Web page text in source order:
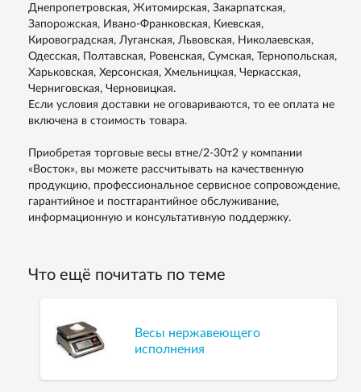
Днепропетровская, Житомирская, Закарпатская,
Запорожская, Ивано-Франковская, Киевская,
Кировоградская, Луганская, Львовская, Николаевская,
Одесская, Полтавская, Ровенская, Сумская, Тернопольская,
Харьковская, Херсонская, Хмельницкая, Черкасская,
Черниговская, Черновицкая.
Если условия доставки не оговариваются, то ее оплата не
включена в стоимость товара.
Приобретая торговые весы втне/2-30т2 у компании
«Восток», вы можете рассчитывать на качественную
продукцию, профессиональное сервисное сопровождение,
гарантийное и постгарантийное обслуживание,
информационную и консультативную поддержку.
Что ещё почитать по теме
Весы нержавеющего
исполнения